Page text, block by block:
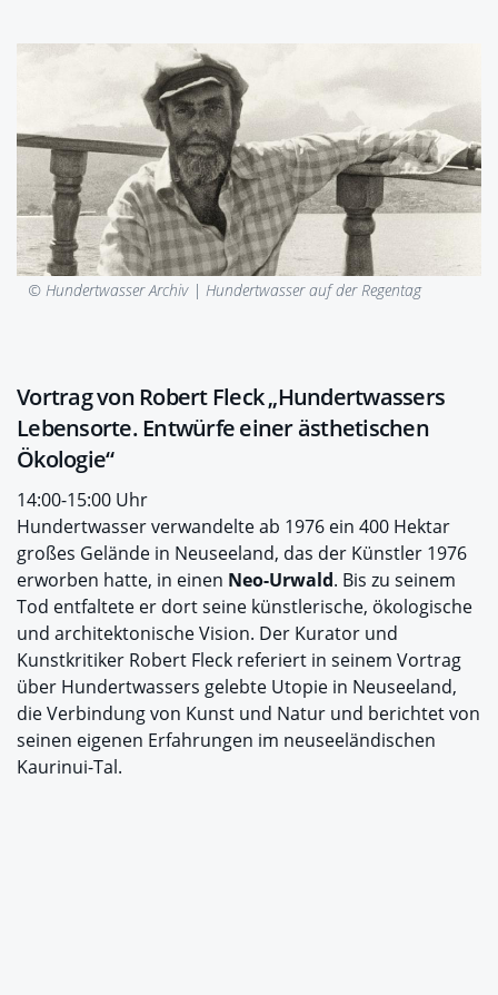
© Hundertwasser Archiv | Hundertwasser auf der Regentag
Vortrag von Robert Fleck „Hundertwassers
Lebensorte. Entwürfe einer ästhetischen
Ökologie“
14:00-15:00 Uhr
Hundertwasser verwandelte ab 1976 ein 400 Hektar
großes Gelände in Neuseeland, das der Künstler 1976
erworben hatte, in einen Neo-Urwald. Bis zu seinem
Tod entfaltete er dort seine künstlerische, ökologische
und architektonische Vision. Der Kurator und
Kunstkritiker Robert Fleck referiert in seinem Vortrag
über Hundertwassers gelebte Utopie in Neuseeland,
die Verbindung von Kunst und Natur und berichtet von
seinen eigenen Erfahrungen im neuseeländischen
Kaurinui-Tal.